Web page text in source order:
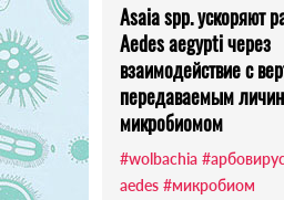
Asaia spp. ускоряют
Aedes aegypti через
взаимодействие с
передаваемым
микробиомом
#wolbachia
aedes #микробиом